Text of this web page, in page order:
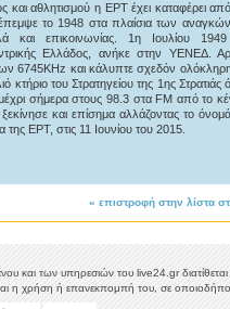
και αθλητισμού η ΕΡΤ έχει καταφέρει
το 1948 στα πλαίσια των
και επικοινωνίας. 1η Ιουλίου
Ελλάδος, ανήκε στην ΥΕΝΕΔ.
6745KHz και κάλυπτε σχεδόν
του Στρατηγείου της 1ης Στρατιάς
σήμερα στους 98.3 στα FM από το
και επίσημα αλλάζοντας το
ΕΡΤ, στις 11 Ιουνίου του 2015.
« επιστροφή στην λίστα
και των υπηρεσιών του live24.gr
η χρήση ή επανεκπομπή του, σε